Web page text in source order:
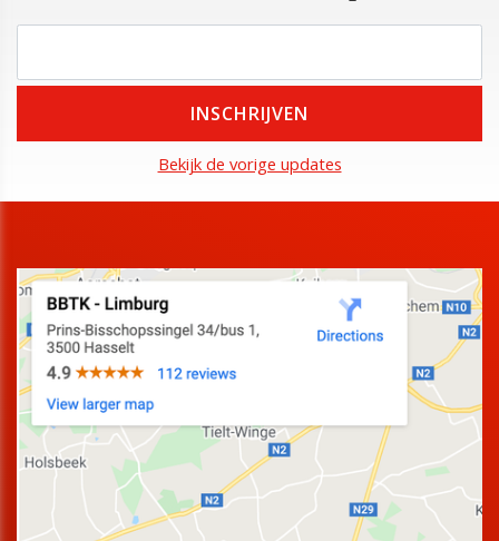
Bekijk de vorige updates